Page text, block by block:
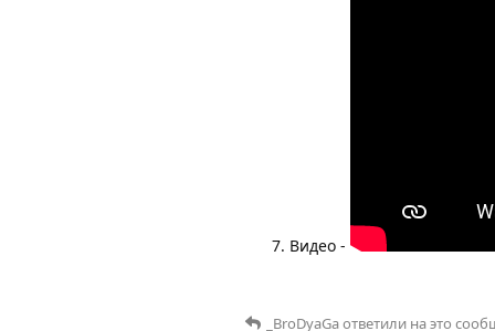
Видео -
_BroDyaGaответили на это